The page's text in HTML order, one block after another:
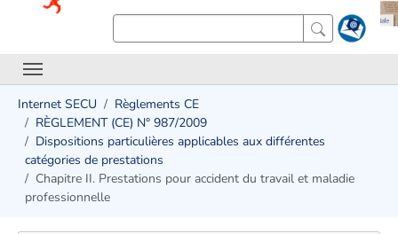
Internet SECU
Règlements CE
RÈGLEMENT (CE) N° 987/2009
Dispositions particulières applicables aux différentes
catégories de prestations
Chapitre II. Prestations pour accident du travail et maladie
professionnelle